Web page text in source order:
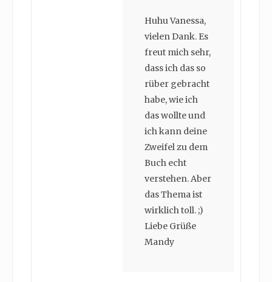
Huhu Vanessa,
vielen Dank. Es
freut mich sehr,
dass ich das so
rüber gebracht
habe, wie ich
das wollte und
ich kann deine
Zweifel zu dem
Buch echt
verstehen. Aber
das Thema ist
wirklich toll. ;)
Liebe Grüße
Mandy